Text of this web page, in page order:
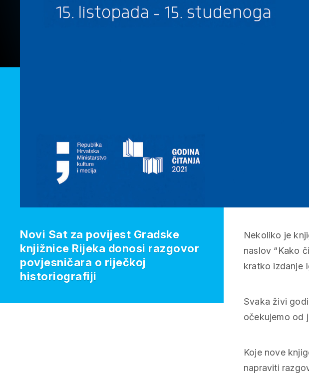
Nekoliko je
naslov “Kako
kratko izdanje
Svaka živi
očekujemo od
Koje nove
napraviti
Novi Sat za povijest Gradske
knjižnice Rijeka donosi razgovor
povjesničara o riječkoj
historiografiji